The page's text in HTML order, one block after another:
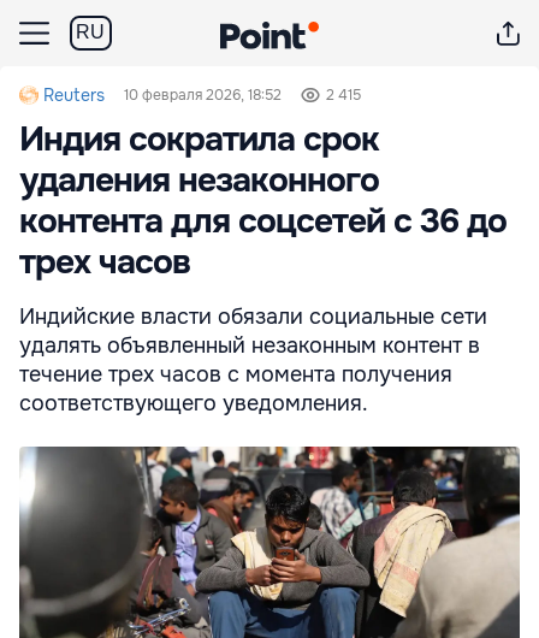
RU
Reuters 10 февраля 2026, 18:52 2 415
Индия сократила срок
удаления незаконного
контента для соцсетей с 36 до
трех часов
Индийские власти обязали социальные сети
удалять объявленный незаконным контент в
течение трех часов с момента получения
соответствующего уведомления.